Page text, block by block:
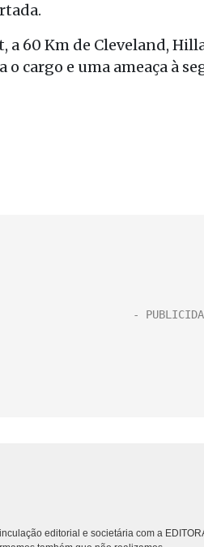
a 60 Km de Cleveland,
cargo e uma ameaça à
editorial e societária com a